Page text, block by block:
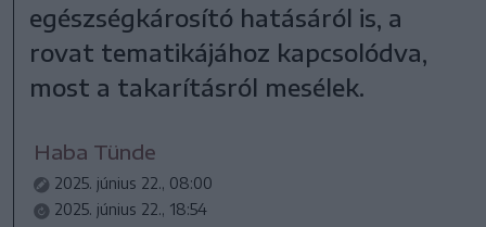
egészségkárosító hatásáról is, a
rovat tematikájához kapcsolódva,
most a takarításról mesélek.
Haba Tünde
2025. június 22., 08:00
2025. június 22., 18:54